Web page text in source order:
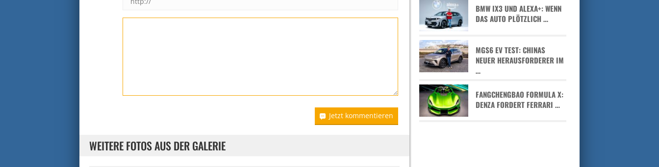
Jetzt kommentieren
WEITERE FOTOS AUS DER GALERIE
BMW IX3 UND ALEXA+: WENN
DAS AUTO PLÖTZLICH …
MGS6 EV TEST: CHINAS
NEUER HERAUSFORDERER IM
…
FANGCHENGBAO FORMULA X:
DENZA FORDERT FERRARI …